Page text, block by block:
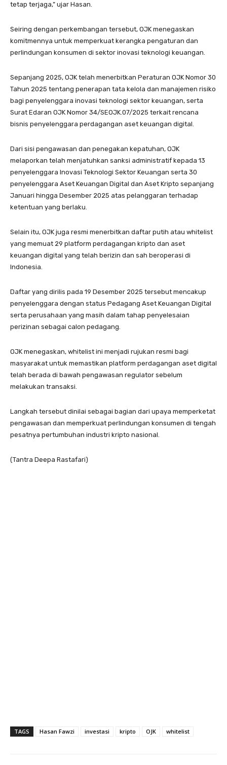
tetap terjaga,” ujar Hasan.
Seiring dengan perkembangan tersebut, OJK menegaskan
komitmennya untuk memperkuat kerangka pengaturan dan
perlindungan konsumen di sektor inovasi teknologi keuangan.
Sepanjang 2025, OJK telah menerbitkan Peraturan OJK Nomor 30
Tahun 2025 tentang penerapan tata kelola dan manajemen risiko
bagi penyelenggara inovasi teknologi sektor keuangan, serta
Surat Edaran OJK Nomor 34/SEOJK.07/2025 terkait rencana
bisnis penyelenggara perdagangan aset keuangan digital.
Dari sisi pengawasan dan penegakan kepatuhan, OJK
melaporkan telah menjatuhkan sanksi administratif kepada 13
penyelenggara Inovasi Teknologi Sektor Keuangan serta 30
penyelenggara Aset Keuangan Digital dan Aset Kripto sepanjang
Januari hingga Desember 2025 atas pelanggaran terhadap
ketentuan yang berlaku.
Selain itu, OJK juga resmi menerbitkan daftar putih atau whitelist
yang memuat 29 platform perdagangan kripto dan aset
keuangan digital yang telah berizin dan sah beroperasi di
Indonesia.
Daftar yang dirilis pada 19 Desember 2025 tersebut mencakup
penyelenggara dengan status Pedagang Aset Keuangan Digital
serta perusahaan yang masih dalam tahap penyelesaian
perizinan sebagai calon pedagang.
OJK menegaskan, whitelist ini menjadi rujukan resmi bagi
masyarakat untuk memastikan platform perdagangan aset digital
telah berada di bawah pengawasan regulator sebelum
melakukan transaksi.
Langkah tersebut dinilai sebagai bagian dari upaya memperketat
pengawasan dan memperkuat perlindungan konsumen di tengah
pesatnya pertumbuhan industri kripto nasional.
(Tantra Deepa Rastafari)
TAGS Hasan Fawzi investasi kripto OJK whitelist